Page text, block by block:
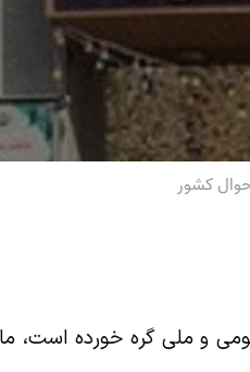
کشور
و ملی گره خورده است،